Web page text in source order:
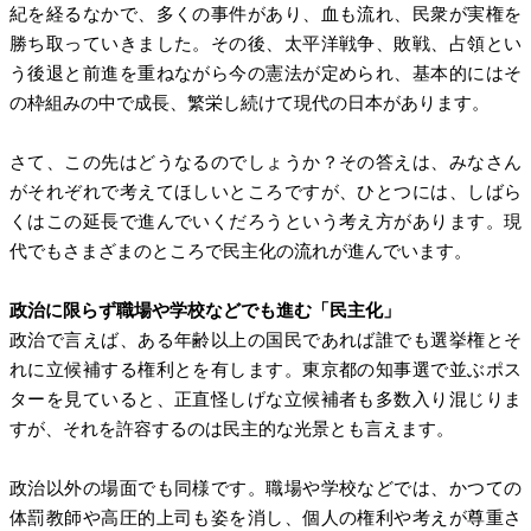
紀を経るなかで、多くの事件があり、血も流れ、民衆が実権を
勝ち取っていきました。その後、太平洋戦争、敗戦、占領とい
う後退と前進を重ねながら今の憲法が定められ、基本的にはそ
の枠組みの中で成長、繁栄し続けて現代の日本があります。
さて、この先はどうなるのでしょうか？その答えは、みなさん
がそれぞれで考えてほしいところですが、ひとつには、しばら
くはこの延長で進んでいくだろうという考え方があります。現
代でもさまざまのところで民主化の流れが進んでいます。
政治に限らず職場や学校などでも進む「民主化」
政治で言えば、ある年齢以上の国民であれば誰でも選挙権とそ
れに立候補する権利とを有します。東京都の知事選で並ぶポス
ターを見ていると、正直怪しげな立候補者も多数入り混じりま
すが、それを許容するのは民主的な光景とも言えます。
政治以外の場面でも同様です。職場や学校などでは、かつての
体罰教師や高圧的上司も姿を消し、個人の権利や考えが尊重さ